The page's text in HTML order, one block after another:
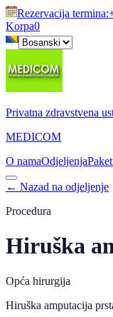
Rezervacija termina:
Korpa0
Privatna zdravstvena
MEDICOM
O namaOdjeljenja
← Nazad na odjeljenje
Procedura
Hiruška
Opća hirurgija
Hiruška amputacija